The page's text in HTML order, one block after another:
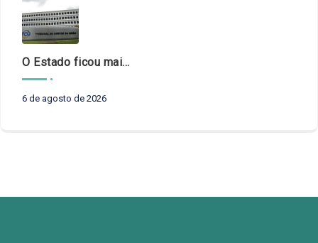
O Estado ficou mais complexo. O controle precisa acompanhar
6 de agosto de 2026